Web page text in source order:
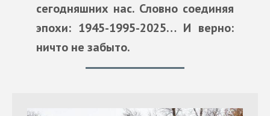
сегодняшних нас. Словно соединяя
эпохи: 1945-1995-2025… И верно:
ничто не забыто.